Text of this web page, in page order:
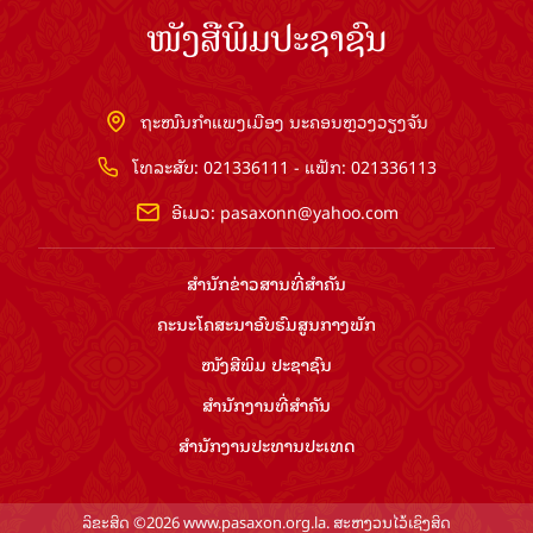
ໜັງສືພິມປະຊາຊົນ
ຖະໜົນກຳແພງເມືອງ ນະຄອນຫຼວງວຽງຈັນ
ໂທລະສັບ: 021336111 - ແຟັກ: 021336113
ອີເມວ: pasaxonn@yahoo.com
ສຳ​ນັກ​ຂ່າວ​ສານ​ທີ່​ສຳ​ຄັນ​
ຄະນະໂຄສະນາອົບຮົມ​ສູນ​ກາງ​ພັກ
ໜັງສືພິມ ປະ​ຊາ​ຊົນ
ສຳ​ນັກ​ງານ​ທີ່​ສຳ​ຄັນ
ສຳ​ນັກ​ງານ​ປະ​ທານ​ປະ​ເທດ
ລິຂະສິດ ©2026 www.pasaxon.org.la. ສະຫງວນໄວ້ເຊິງສິດ